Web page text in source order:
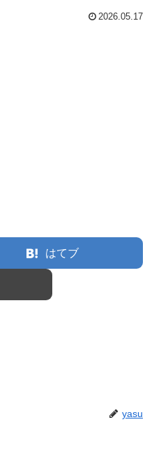
2026.05.17
はてブ
yasu